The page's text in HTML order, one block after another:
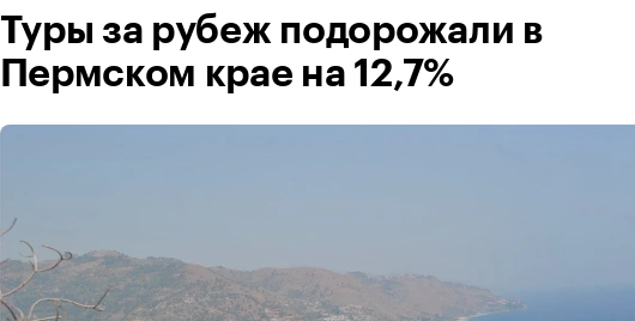
Туры за рубеж подорожали в
Пермском крае на 12,7%